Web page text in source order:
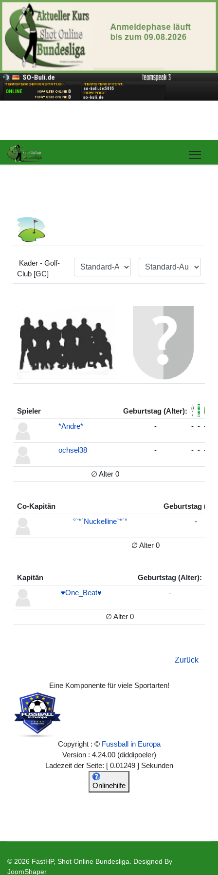
Kader - Golf-
Club [GC]
Spieler
Geburtstag (Alter):
*Andre*
- - - -
ochsel38 - - - -
∅ Alter 0
Co-Kapitän
Geburtstag
°`*´Nuckelline`*´°
-
∅ Alter 0
Kapitän
Geburtstag (Alter):
♥One_Beat♥
-
∅ Alter 0
Zurück
Eine Komponente für viele Sportarten!
Copyright : © Fussball in Europa
Version : 4.24.00 (diddipoeler)
Ladezeit der Seite: [ 0.01249 ] Sekunden
Onlinehilfe
© 2026 FastHP, Shot Online Bundesliga. Designed By
JoomShaper